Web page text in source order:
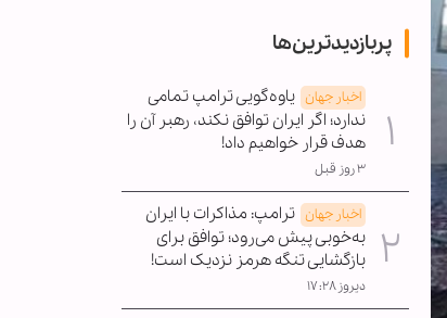
پربازدیدترین‌ها
اخبار جهان یاوه‌گویی ترامپ تمامی
ندارد؛ اگر ایران توافق نکند، رهبر آن را
هدف قرار خواهیم داد!
۳ روز قبل
اخبار جهان ترامپ: مذاکرات با ایران
به‌خوبی پیش می‌رود؛ توافق برای
بازگشایی تنگه هرمز نزدیک است!
دیروز ۱۷:۲۸